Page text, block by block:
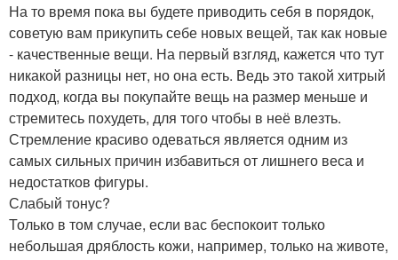
На то время пока вы будете приводить себя в порядок,
советую вам прикупить себе новых вещей, так как новые
- качественные вещи. На первый взгляд, кажется что тут
никакой разницы нет, но она есть. Ведь это такой хитрый
подход, когда вы покупайте вещь на размер меньше и
стремитесь похудеть, для того чтобы в неё влезть.
Стремление красиво одеваться является одним из
самых сильных причин избавиться от лишнего веса и
недостатков фигуры.
Слабый тонус?
Только в том случае, если вас беспокоит только
небольшая дряблость кожи, например, только на животе,